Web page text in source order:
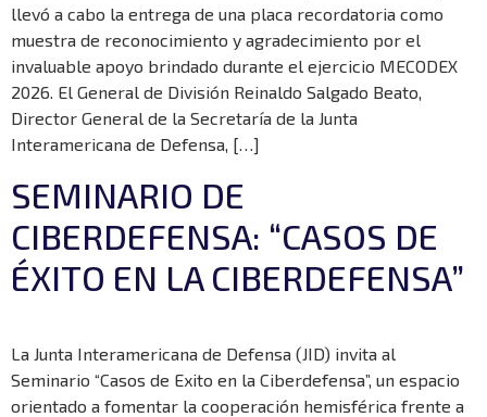
llevó a cabo la entrega de una placa recordatoria como
muestra de reconocimiento y agradecimiento por el
invaluable apoyo brindado durante el ejercicio MECODEX
2026. El General de División Reinaldo Salgado Beato,
Director General de la Secretaría de la Junta
Interamericana de Defensa, […]
SEMINARIO DE
CIBERDEFENSA: “CASOS DE
ÉXITO EN LA CIBERDEFENSA”
La Junta Interamericana de Defensa (JID) invita al
Seminario “Casos de Exito en la Ciberdefensa”, un espacio
orientado a fomentar la cooperación hemisférica frente a